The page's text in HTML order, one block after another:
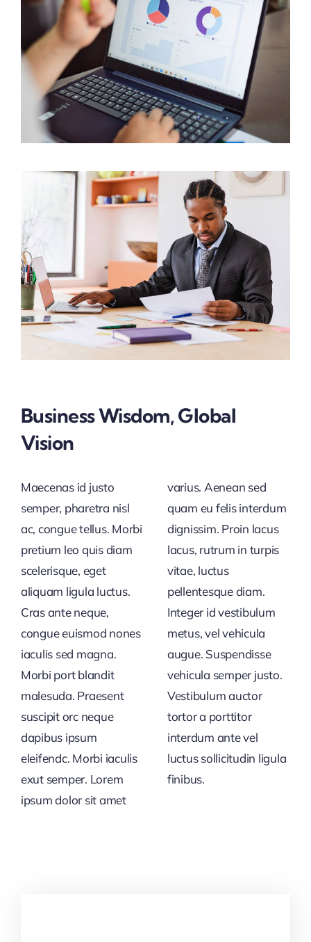
Business Wisdom, Global
Vision
Maecenas id justo
semper, pharetra nisl
ac, congue tellus. Morbi
pretium leo quis diam
scelerisque, eget
aliquam ligula luctus.
Cras ante neque,
congue euismod nones
iaculis sed magna.
Morbi port blandit
malesuda. Praesent
suscipit orc neque
dapibus ipsum
eleifendc. Morbi iaculis
exut semper. Lorem
ipsum dolor sit amet
varius. Aenean sed
quam eu felis interdum
dignissim. Proin lacus
lacus, rutrum in turpis
vitae, luctus
pellentesque diam.
Integer id vestibulum
metus, vel vehicula
augue. Suspendisse
vehicula semper justo.
Vestibulum auctor
tortor a porttitor
interdum ante vel
luctus sollicitudin ligula
finibus.